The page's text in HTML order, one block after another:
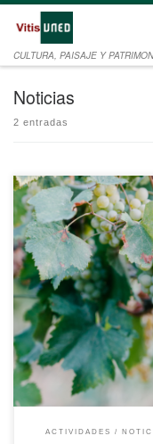
Saltar al contenido
CULTURA, PAISAJE Y
Noticias
2 entradas
Emilio Martín Gutiérrez
paisaje y patrimonio en torno
celebran los días 9 y 10 de
Canary Wine que
ACTIVIDADES